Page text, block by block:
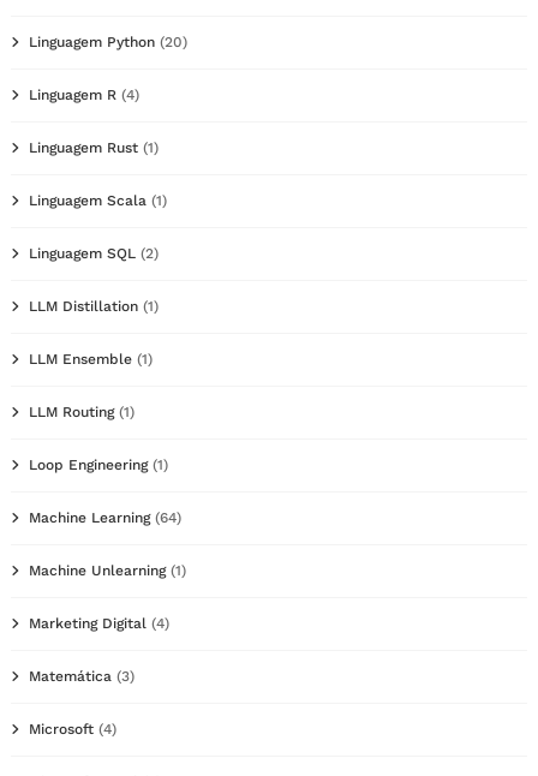
Linguagem Python (20)
Linguagem R (4)
Linguagem Rust (1)
Linguagem Scala (1)
Linguagem SQL (2)
LLM Distillation (1)
LLM Ensemble (1)
LLM Routing(1)
Loop Engineering(1)
Machine Learning(64)
Machine Unlearning(1)
Marketing Digital (4)
Matemática (3)
Microsoft (4)